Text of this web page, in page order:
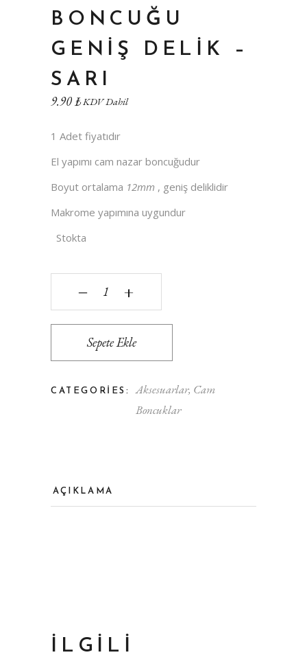
BONCUĞU
GENIŞ DELIK –
SARI
9.90₺KDV Dahil
1 Adet fiyatıdır
El yapımı cam nazar boncuğudur
Boyut ortalama 12mm , geniş deliklidir
Makrome yapımına uygundur
Stokta
41 Kere Maşallah Nazar Boncuğu Geniş Delik -
‒ +
Sepete Ekle
CATEGORIES: Aksesuarlar, Cam
Boncuklar
AÇIKLAMA
İLGILI